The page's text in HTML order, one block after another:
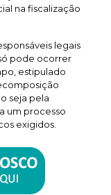
na fiscalização
legais
pode ocorrer
estipulado
seja pela
um processo
exigidos.